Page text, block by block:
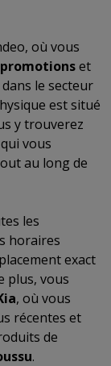
où vous
promotionset
le secteur
est situé
y trouverez
vous
au long de
les
horaires
exact
plus, vous
, où vous
récentes et
de
.